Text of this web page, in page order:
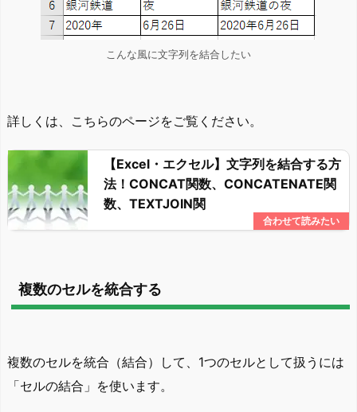
こんな風に文字列を結合したい
詳しくは、こちらのページをご覧ください。
【Excel・エクセル】文字列を結合する方
法！CONCAT関数、CONCATENATE関
数、TEXTJOIN関
複数のセルを統合する
複数のセルを統合（結合）して、1つのセルとして扱うには
「セルの結合」を使います。